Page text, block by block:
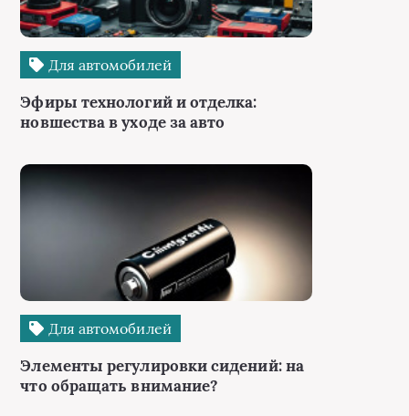
Для автомобилей
Эфиры технологий и отделка:
новшества в уходе за авто
Для автомобилей
Элементы регулировки сидений: на
что обращать внимание?